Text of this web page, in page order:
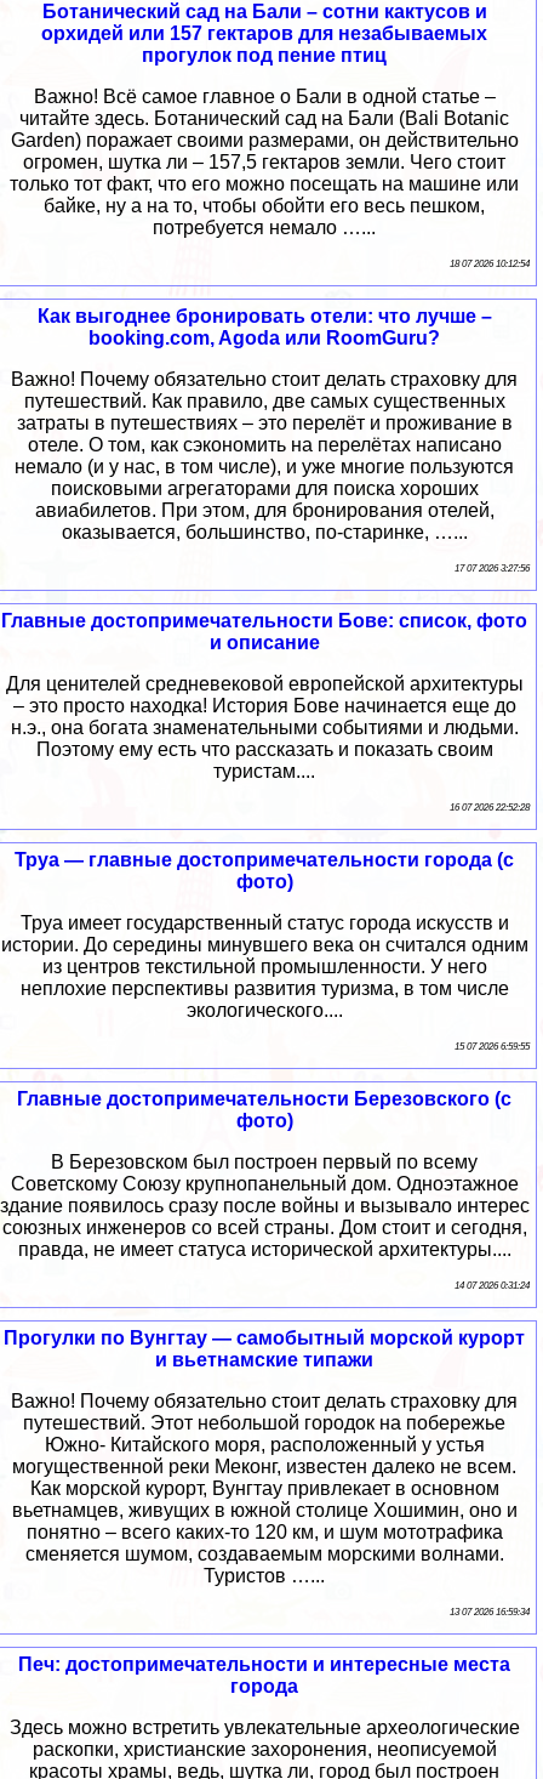
Ботанический сад на Бали – сотни кактусов и
орхидей или 157 гектаров для незабываемых
прогулок под пение птиц
Важно! Всё самое главное о Бали в одной статье –
читайте здесь. Ботанический сад на Бали (Bali Botanic
Garden) поражает своими размерами, он действительно
огромен, шутка ли – 157,5 гектаров земли. Чего стоит
только тот факт, что его можно посещать на машине или
байке, ну а на то, чтобы обойти его весь пешком,
потребуется немало …...
18 07 2026 10:12:54
Как выгоднее бронировать отели: что лучше –
booking.com, Agoda или RoomGuru?
Важно! Почему обязательно стоит делать страховку для
путешествий. Как правило, две самых существенных
затраты в путешествиях – это перелёт и проживание в
отеле. О том, как сэкономить на перелётах написано
немало (и у нас, в том числе), и уже многие пользуются
поисковыми агрегаторами для поиска хороших
авиабилетов. При этом, для бронирования отелей,
оказывается, большинство, по-старинке, …...
17 07 2026 3:27:56
Главные достопримечательности Бове: список, фото
и описание
Для ценителей средневековой европейской архитектуры
– это просто находка! История Бове начинается еще до
н.э., она богата знаменательными событиями и людьми.
Поэтому ему есть что рассказать и показать своим
туристам....
16 07 2026 22:52:28
Труа — главные достопримечательности города (с
фото)
Труа имеет государственный статус города искусств и
истории. До середины минувшего века он считался одним
из центров текстильной промышленности. У него
неплохие перспективы развития туризма, в том числе
экологического....
15 07 2026 6:59:55
Главные достопримечательности Березовского (с
фото)
В Березовском был построен первый по всему
Советскому Союзу крупнопанельный дом. Одноэтажное
здание появилось сразу после войны и вызывало интерес
союзных инженеров со всей страны. Дом стоит и сегодня,
правда, не имеет статуса исторической архитектуры....
14 07 2026 0:31:24
Прогулки по Вунгтау — самобытный морской курорт
и вьетнамские типажи
Важно! Почему обязательно стоит делать страховку для
путешествий. Этот небольшой городок на побережье
Южно- Китайского моря, расположенный у устья
могущественной реки Меконг, известен далеко не всем.
Как морской курорт, Вунгтау привлекает в основном
вьетнамцев, живущих в южной столице Хошимин, оно и
понятно – всего каких-то 120 км, и шум мототрафика
сменяется шумом, создаваемым морскими волнами.
Туристов …...
13 07 2026 16:59:34
Печ: достопримечательности и интересные места
города
Здесь можно встретить увлекательные археологические
раскопки, христианские захоронения, неописуемой
красоты храмы, ведь, шутка ли, город был построен